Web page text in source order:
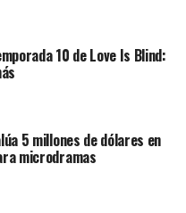
10 de Love Is Blind:
5 millones de dólares en
microdramas